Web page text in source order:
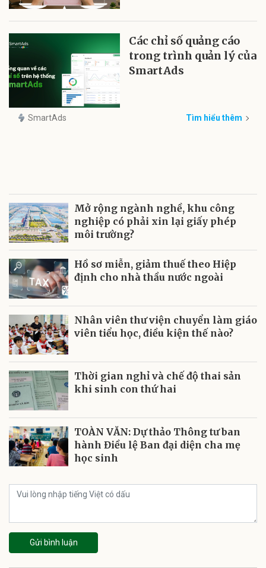
Các chỉ số quảng cáo
trong trình quản lý của
SmartAds
SmartAds Tìm hiểu thêm
Mở rộng ngành nghề, khu công
nghiệp có phải xin lại giấy phép
môi trường?
Hồ sơ miễn, giảm thuế theo Hiệp
định cho nhà thầu nước ngoài
Nhân viên thư viện chuyển làm giáo
viên tiểu học, điều kiện thế nào?
Thời gian nghỉ và chế độ thai sản
khi sinh con thứ hai
TOÀN VĂN: Dự thảo Thông tư ban
hành Điều lệ Ban đại diện cha mẹ
học sinh
Gửi bình luận